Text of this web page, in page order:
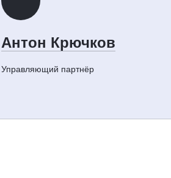
Антон Крючков
Управляющий партнёр